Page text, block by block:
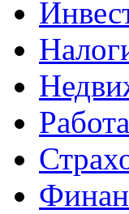
Работа